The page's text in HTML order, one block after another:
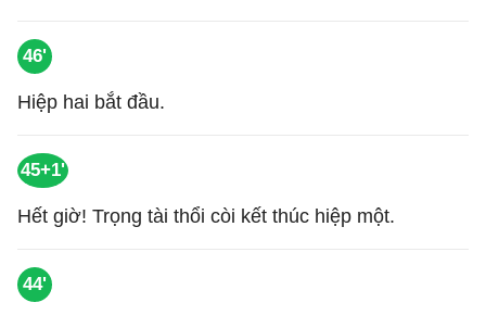
46'
Hiệp hai bắt đầu.
45+1'
Hết giờ! Trọng tài thổi còi kết thúc hiệp một.
44'